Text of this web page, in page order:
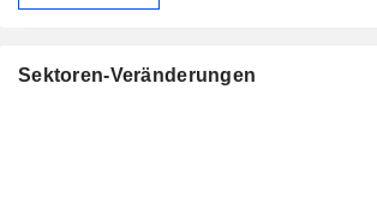
Sektoren-Veränderungen